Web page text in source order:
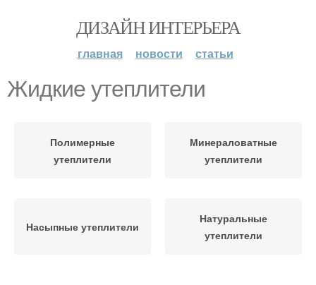
ДИЗАЙН ИНТЕРЬЕРА
главная новости статьи
Жидкие утеплители
Полимерные
утеплители
Минераловатные
утеплители
Насыпные утеплители
Натуральные
утеплители